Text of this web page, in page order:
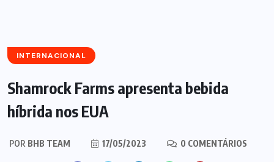
INTERNACIONAL
Shamrock Farms apresenta bebida
híbrida nos EUA
POR BHB TEAM 17/05/2023 0 COMENTÁRIOS